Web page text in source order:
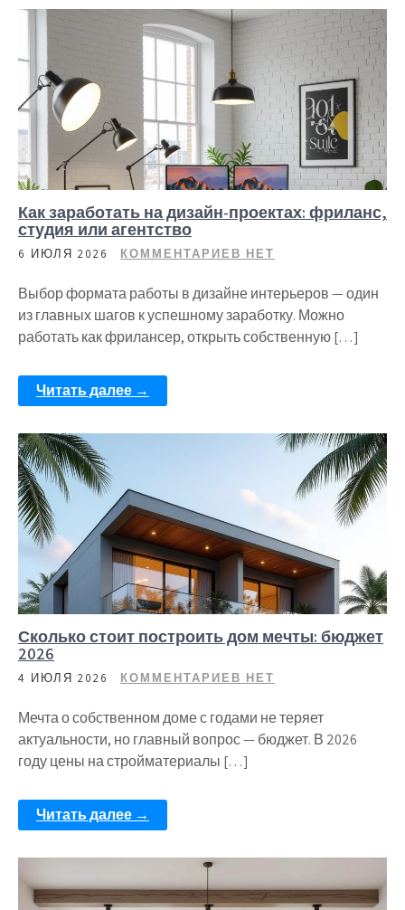
Как заработать на дизайн-проектах: фриланс,
студия или агентство
6 ИЮЛЯ 2026 КОММЕНТАРИЕВ НЕТ
Выбор формата работы в дизайне интерьеров — один
из главных шагов к успешному заработку. Можно
работать как фрилансер, открыть собственную […]
Читать далее →
Сколько стоит построить дом мечты: бюджет
2026
4 ИЮЛЯ 2026 КОММЕНТАРИЕВ НЕТ
Мечта о собственном доме с годами не теряет
актуальности, но главный вопрос — бюджет. В 2026
году цены на стройматериалы […]
Читать далее →